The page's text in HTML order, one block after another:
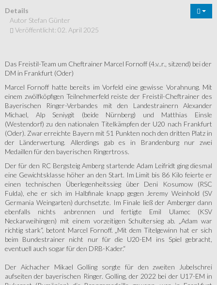
Details
Autor Stefan Günter
Veröffentlicht: 02. April 2025
Das Freistil-Team um Cheftrainer Marcel Fornoff (4.v..r., sitzend) bei der
DM in Frankfurt (Oder)
Marcel Fornoff hatte bereits im Vorfeld eine gewisse Vorahnung. Mit
einem zwölfköpfigen Teilnehmerfeld reiste der Freistil-Cheftrainer des
Bayerischen Ringer-Verbandes mit den Landestrainern Alexander
Michael, Alp Seniygit (beide Nürnberg) und Matthias Einsle
(Westendorf) zu den nationalen Titelkämpfen der U20 nach Frankfurt
(Oder). Zwar erreichte Bayern mit 51 Punkten noch den dritten Platz in
der Länderwertung. Allerdings gab es in Brandenburg nur zwei
Medaillen für den bayerischen Ringertross.
Der für den RC Bergsteig Amberg startende Adam Leifridt ging diesmal
eine Gewichtsklasse höher an den Start. Im Limit bis 86 Kilo feierte er
einen technischen Überlegenheitssieg über Deni Kosumow (RSC
Fulda), ehe er sich im Halbfinale knapp gegen Jeremy Weinhold (SV
Germania Weingarten) durchsetzte. Im Finale ließ der Amberger dann
ebenfalls nichts anbrennen und fertigte Emil Ulamec (KSV
Neckarweihingen) mit einem vorzeitigen Schultersieg ab. „Adam war
richtig stark“, betont Marcel Fornoff. „Mit dem Titelgewinn hat er sich
beim Bundestrainer nicht nur für die U20-EM ins Spiel gebracht,
eventuell auch sogar für den DRB-Kader.“
Der Aichacher Mikael Golling sorgte für den zweiten Jubelschrei
aufseiten der bayerischen Ringer. Golling, der 2022 bei der U17-EM in